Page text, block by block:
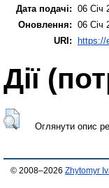
Дата подачі: 06 Січ
Оновлення: 06 Січ
URI: https://
Дії
Оглянути опис
© 2008–2026 Zhytomyr